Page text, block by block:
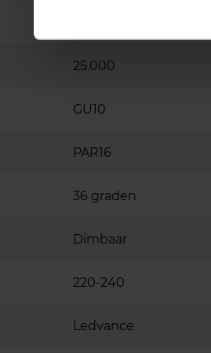
25.000
GU10
PAR16
36 graden
Dimbaar
220-240
Ledvance